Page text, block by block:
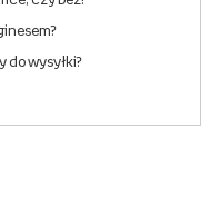
do wysyłki?